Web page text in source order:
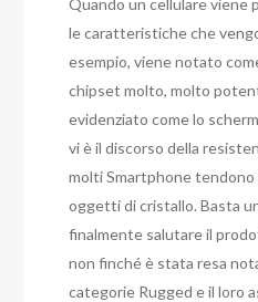
le caratteristiche che
esempio, viene notato
chipset molto, molto
evidenziato come lo
vi è il discorso della
molti Smartphone
oggetti di cristallo. Basta
finalmente salutare il
non finché è stata resa
categorie Rugged e il loro